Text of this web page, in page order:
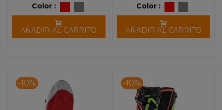
Color :
AÑADIR AL CARRITO
Color :
AÑADIR AL CARRITO
-10% -10%